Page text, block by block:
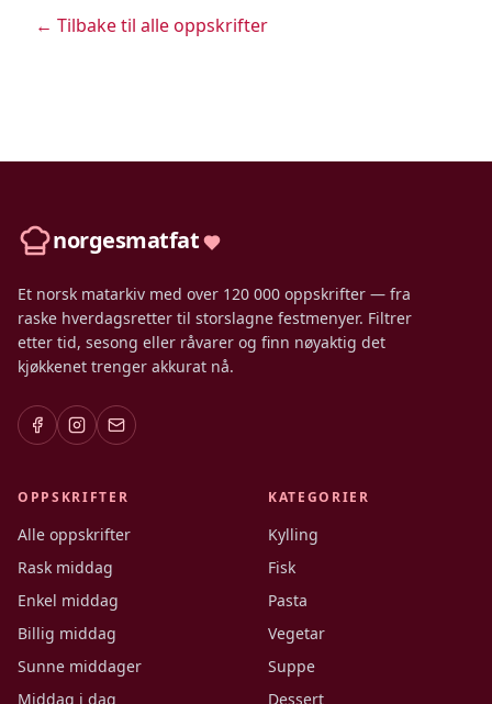
← Tilbake til alle oppskrifter
norgesmatfat
Et norsk matarkiv med over 120 000 oppskrifter — fra
raske hverdagsretter til storslagne festmenyer. Filtrer
etter tid, sesong eller råvarer og finn nøyaktig det
kjøkkenet trenger akkurat nå.
OPPSKRIFTER
Alle oppskrifter
Rask middag
Enkel middag
Billig middag
Sunne middager
Middag i dag
KATEGORIER
Kylling
Fisk
Pasta
Vegetar
Suppe
Dessert